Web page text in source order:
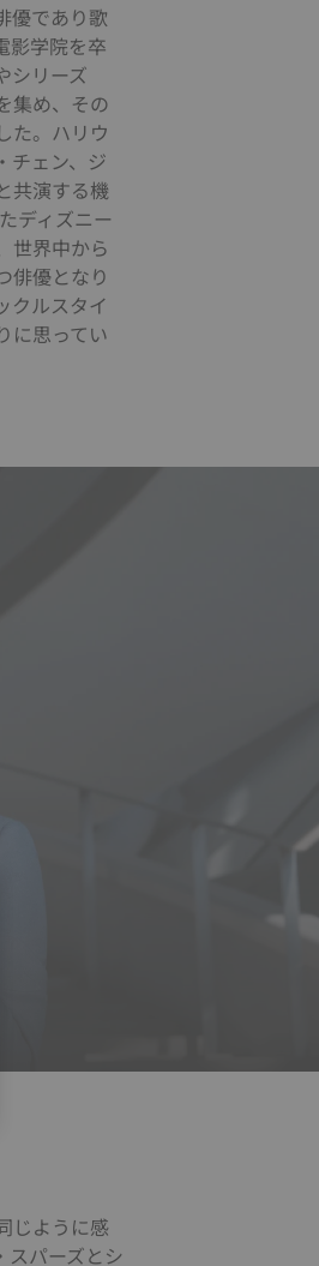
優であり歌
影学院を卒
シリーズ
集め、その
た。ハリウ
チェン、ジ
共演する機
ディズニー
世界中から
俳優となり
クルスタイ
に思ってい
じように感
スパーズとシ